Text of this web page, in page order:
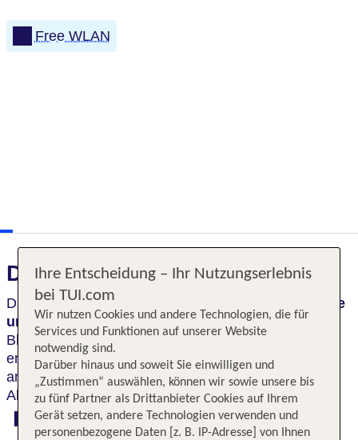
Free WLAN
Das erwartet Sie
Das Hotel Am Terrassenufer verbindet
zentrale Lage
und Komfort . Vom Elbufer aus hast du die Stadt im
Blick, diebekanntesten Sehenswürdigkeiten
erreichst du leicht zu Fuß. Ob Kultur, Spaziergänge
an der Brühlschen Terrasse oder ein Abend in der
Altstadt – hier ist alles nur wenige Minuten entfernt.
Highlights
Ihre Entscheidung – Ihr Nutzungserlebnis
bei TUI.com
Wir nutzen Cookies und andere Technologien, die für
Services und Funktionen auf unserer Website
notwendig sind.
Darüber hinaus und soweit Sie einwilligen und
„Zustimmen“ auswählen, können wir sowie unsere bis
zu fünf Partner als Drittanbieter Cookies auf Ihrem
Gerät setzen, andere Technologien verwenden und
personenbezogene Daten [z. B. IP-Adresse] von Ihnen